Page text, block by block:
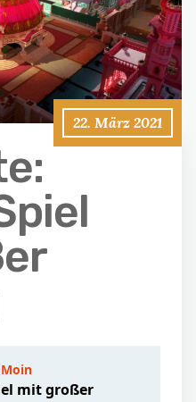
22. März 2021